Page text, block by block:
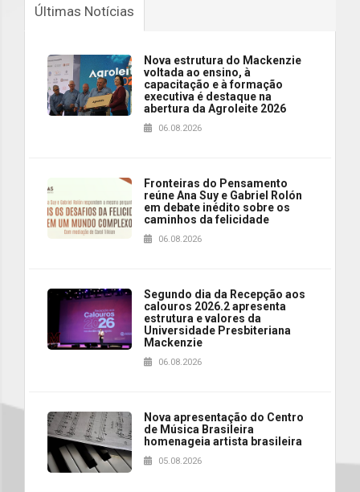
Últimas Notícias
Nova estrutura do Mackenzie
voltada ao ensino, à
capacitação e à formação
executiva é destaque na
abertura da Agroleite 2026
06.08.2026
Fronteiras do Pensamento
reúne Ana Suy e Gabriel Rolón
em debate inédito sobre os
caminhos da felicidade
06.08.2026
Segundo dia da Recepção aos
calouros 2026.2 apresenta
estrutura e valores da
Universidade Presbiteriana
Mackenzie
06.08.2026
Nova apresentação do Centro
de Música Brasileira
homenageia artista brasileira
05.08.2026